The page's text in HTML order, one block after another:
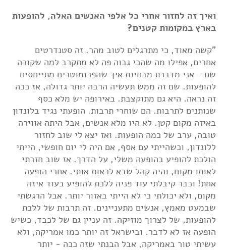
ואיך זה לחזור אחרי כל אלפי האנשים האלה, להופעות
בארץ במקומות קטנים?
"קשה מאוד, כי מתרגלים לטוב מהר. זה סטנדרטים
אחרים, אפילו מה שהכי גבוה פה לא מתקרב למה שקורה
שם - אני מדברת מבחינת איך שהפרומוטרים מתייחסים
להופעות. שם זה ממש תעשיה הרבה יותר גדולה, אז ככה
זה נראה. היא גם מתוקצבת. באירופה יש מלא כסף
שנותנים לתרבות. הם שוחרי תרבות. הופעתי נגיד בלונדון
באיזה מקום קטן. לא היו מלא אנשים, אבל היתה אווירה
טובה, ערב של כמה הופעות. ואז יצא לי שוב לחזור
ללונדון, וכשהייתי עם אסף, אם היה לי יום חופשי, הייתי
הולכת להופיע בהופעה משלי, על הדרך. אז שוב חזרתי
לאותו מקום, והיה קהל שבא לראות אותי. אחרי הופעה
אחת! וכבר קיבלתי עוד פניה ללכת להופיע בעוד איזה
מקום, ולא יכולתי כי לא הייתי באזור יותר. אבל הרגשתי
שבמעט מאמץ, אנשים מתעניינים. זה תרבות של ללכת
להופעות, של לצרוך מוזיקה. זה עניין גם של לכבד, כשיש
הופעה אז לא לדבר. ובישראל זה יותר כמו אמריקה, ולא
עשיתי טור באמריקה, אבל הבנתי שזה ככה - יותר